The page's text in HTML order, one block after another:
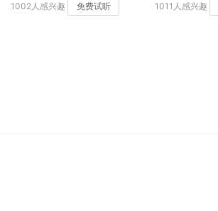
1002人感兴趣 免费试听 1011人感兴趣